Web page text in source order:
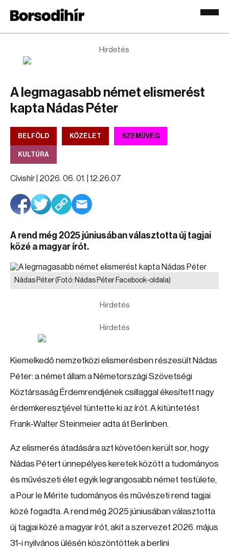
Hirdetés
A legmagasabb német elismerést
kapta Nádas Péter
BELFÖLD KÖZÉLET SZEMÜVEG
KULTÚRA
Cívishír | 2026. 06. 01. | 12:26:07
A rend még 2025 júniusában választotta új tagjai
közé a magyar írót.
Nádas Péter(Fotó: Nádas Péter Facebook-oldala)
Hirdetés
Hirdetés
Kiemelkedő nemzetközi elismerésben részesült Nádas
Péter: a német állam a Németországi Szövetségi
Köztársaság Érdemrendjének csillaggal ékesített nagy
érdemkeresztjével tüntette ki az írót. A kitüntetést
Frank-Walter Steinmeier adta át Berlinben.
Az elismerés átadására azt követően került sor, hogy
Nádas Pétert ünnepélyes keretek között a tudományos
és művészeti élet egyik legrangosabb német testülete,
a Pour le Mérite tudományos és művészeti rend tagjai
közé fogadta. A rend még 2025 júniusában választotta
új tagjai közé a magyar írót, akit a szervezet 2026. május
31-i nyilvános ülésén köszöntöttek a berlini